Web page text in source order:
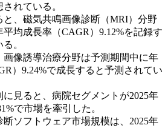
れている。
と、磁気共鳴画像診断（MRI）分野
均成長率（CAGR）9.12%を記録す
。
画像誘導治療分野は予測期間中に年
）9.24%で成長すると予測されてい
見ると、病院セグメントが2025年
で市場を牽引した。
ソフトウェア市場規模は、2025年